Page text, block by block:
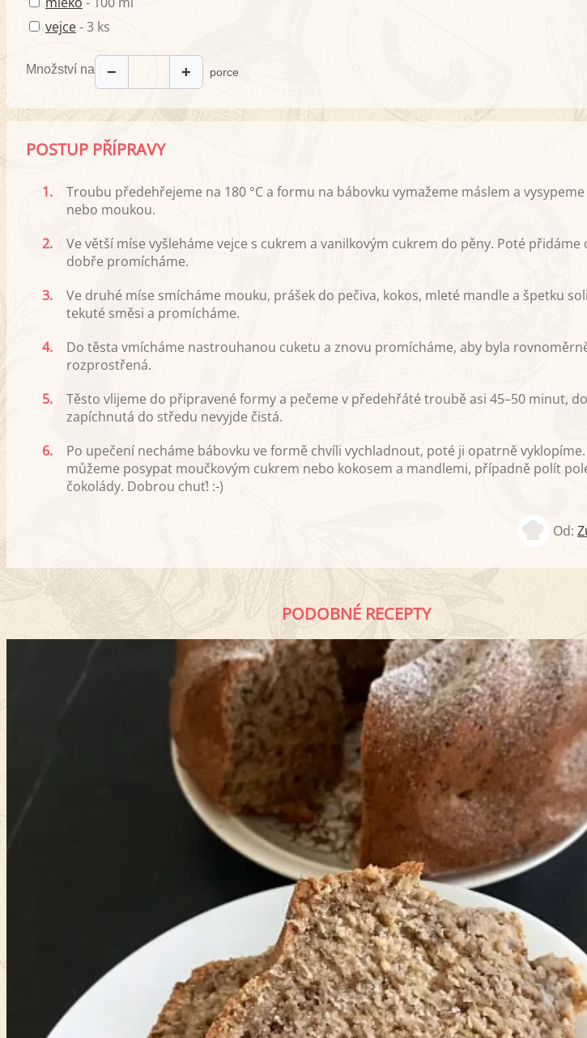
vejce- 3 ks
Množství na − + porce
POSTUP PŘÍPRAVY
1.
Troubu předehřejeme na 180 °C a formu na bábovku vymažeme máslem a
nebo moukou.
2.
Ve větší míse vyšleháme vejce s cukrem a vanilkovým cukrem do pěny. Poté přidáme
dobře promícháme.
3.
Ve druhé míse smícháme mouku, prášek do pečiva, kokos, mleté mandle a špetku
tekuté směsi a promícháme.
4.
Do těsta vmícháme nastrouhanou cuketu a znovu promícháme, aby byla
rozprostřená.
5.
Těsto vlijeme do připravené formy a pečeme v předehřáté troubě asi 45–50 minut,
zapíchnutá do středu nevyjde čistá.
6.
Po upečení necháme bábovku ve formě chvíli vychladnout, poté ji opatrně
můžeme posypat moučkovým cukrem nebo kokosem a mandlemi, případně polít
čokolády. Dobrou chuť! :-)
Od:
PODOBNÉ RECEPTY